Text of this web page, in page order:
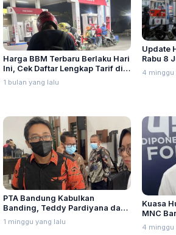
Harga BBM Terbaru Berlaku Hari
Ini, Cek Daftar Lengkap Tarif di
Seluruh Indonesia
1 bulan yang lalu
Update
Rabu 8
Turbo,
Dex
4 minggu
PTA Bandung Kabulkan
Banding, Teddy Pardiyana dan
Bintang Ditetapkan Ahli Waris
Lina Jubaedah
1 minggu yang lalu
Kuasa
MNC
di MNC
4 minggu